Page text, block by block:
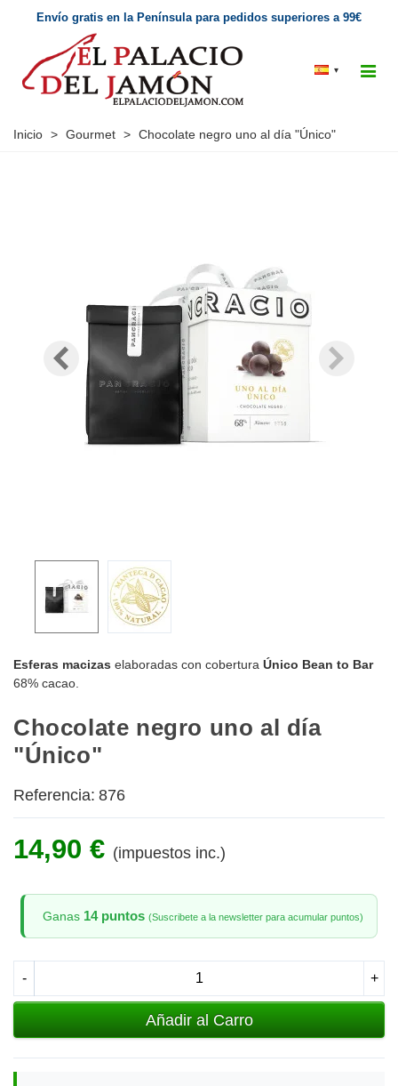
Envío gratis en la Península para pedidos superiores a 99€
▾
Inicio > Gourmet > Chocolate negro uno al día "Único"
Esferas macizas elaboradas con cobertura Único Bean to Bar
68% cacao.
Chocolate negro uno al día
"Único"
Referencia: 876
14,90 € (impuestos inc.)
Ganas 14 puntos (Suscribete a la newsletter para acumular puntos)
- +
Añadir al Carro